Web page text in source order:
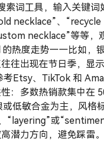
索词工具，输入关键词
necklace”、“recycle
necklace”等等，
的热度走势——比如，
往出现在节日季，显
考Etsy、TikTok 和
：多数热销款集中在
或低敏合金为主，风格
“layering”或
潜力方向，避免踩雷。